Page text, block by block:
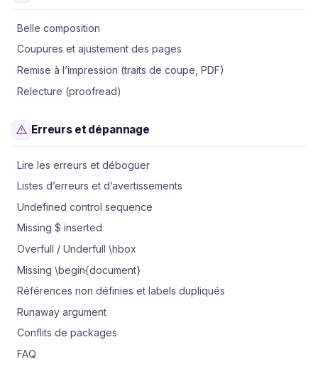
Belle composition
Coupures et ajustement des pages
Remise à l’impression (traits de coupe, PDF)
Relecture (proofread)
Erreurs et dépannage
Lire les erreurs et déboguer
Listes d’erreurs et d’avertissements
Undefined control sequence
Missing $ inserted
Overfull / Underfull \hbox
Missing \begin{document}
Références non définies et labels dupliqués
Runaway argument
Conflits de packages
FAQ